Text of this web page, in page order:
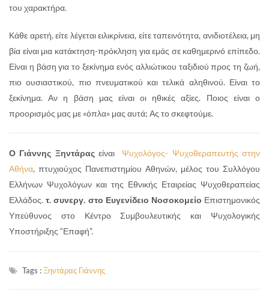
του χαρακτήρα.
Κάθε αρετή, είτε λέγεται ειλικρίνεια, είτε ταπεινότητα, ανιδιοτέλεια, μη
βία είναι μια κατάκτηση-πρόκληση για εμάς σε καθημερινό επίπεδο.
Είναι η βάση για το ξεκίνημα ενός αλλιώτικου ταξιδιού προς τη ζωή,
πιο ουσιαστικού, πιο πνευματικού και τελικά αληθινού. Είναι το
ξεκίνημα. Αν η βάση μας είναι οι ηθικές αξίες. Ποιος είναι ο
προορισμός μας με «όπλα» μας αυτά; Ας το σκεφτούμε.
Ο Γιάννης Ξηντάρας είναι Ψυχολόγος- Ψυχοθεραπευτής στην
Αθήνα, πτυχιούχος Πανεπιστημίου Αθηνών, μέλος του Συλλόγου
Ελλήνων Ψυχολόγων και της Εθνικής Εταιρείας Ψυχοθεραπείας
Ελλάδος.τ. συνεργ. στο Ευγενίδειο Νοσοκομείο Επιστημονικός
Υπεύθυνος στο Κέντρο Συμβουλευτικής και Ψυχολογικής
Υποστήριξης “Επαφή”.
Tags :Ξηντάρας Γιάννης